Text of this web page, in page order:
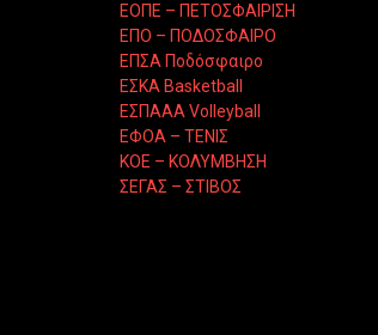
ΕΟΠΕ – ΠΕΤΟΣΦΑΙΡΙΣΗ
ΕΠΟ – ΠΟΔΟΣΦΑΙΡΟ
ΕΠΣΑ Ποδόσφαιρο
ΕΣΚΑ Basketball
ΕΣΠΑΑΑ Volleyball
ΕΦΟΑ – ΤΕΝΙΣ
ΚΟΕ – ΚΟΛΥΜΒΗΣΗ
ΣΕΓΑΣ – ΣΤΙΒΟΣ